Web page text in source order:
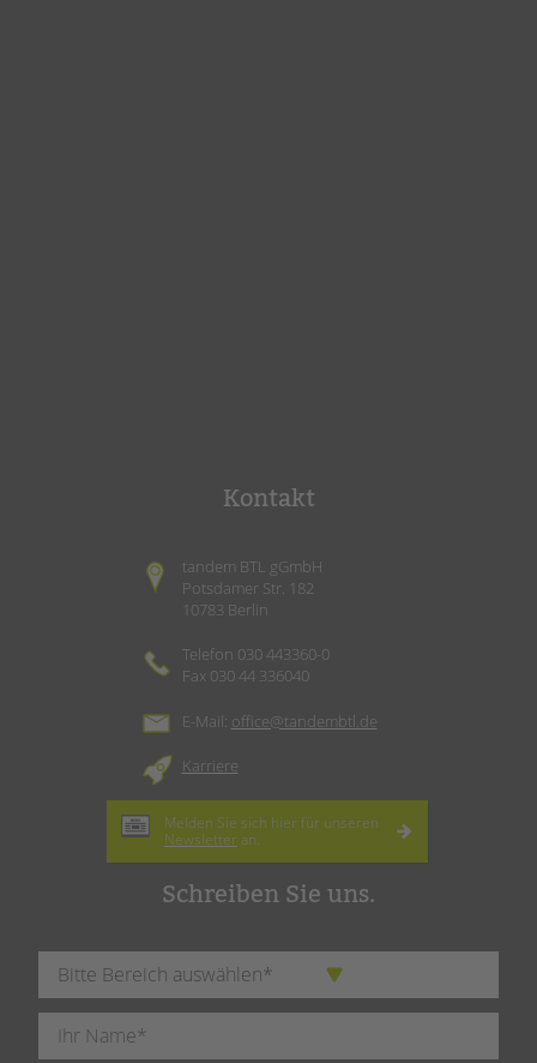
Kontakt
tandem BTL gGmbH
Potsdamer Str. 182
10783 Berlin
Telefon 030 443360-0
Fax 030 44 336040
E-Mail: office@tandembtl.de
Karriere
Melden Sie sich hier für unseren
Newsletter an.
Schreiben Sie uns.